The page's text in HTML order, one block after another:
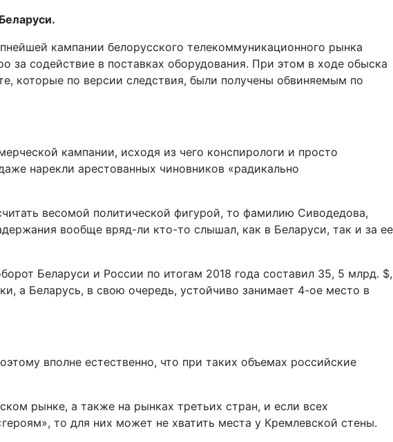
кампании белорусского телекоммуникационного рынка
за содействие в поставках оборудования. При этом в ходе обыска
которые по версии следствия, были получены обвиняемым по
кампании, исходя из чего конспирологи и просто
нарекли арестованных чиновников «радикально
весомой политической фигурой, то фамилию Сиводедова,
вообще вряд-ли кто-то слышал, как в Беларуси, так и за ее
Беларуси и России по итогам 2018 года составил 35, 5 млрд. $,
а Беларусь, в свою очередь, устойчиво занимает 4-ое место в
вполне естественно, что при таких объемах российские
рынке, а также на рынках третьих стран, и если всех
то для них может не хватить места у Кремлевской стены.